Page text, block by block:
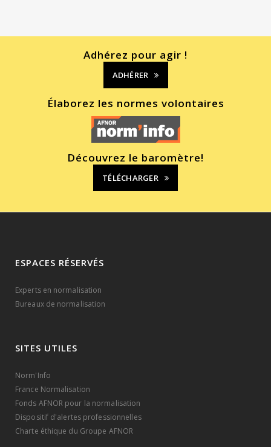
Adhérez pour agir !
ADHÉRER
Élaborez les normes volontaires
Découvrez le baromètre!
TÉLÉCHARGER
ESPACES RÉSERVÉS
Experts en normalisation
Bureaux de normalisation
SITES UTILES
Norm'Info
France Normalisation
Fonds AFNOR pour la normalisation
Dispositif d'alertes professionnelles
Charte éthique du Groupe AFNOR